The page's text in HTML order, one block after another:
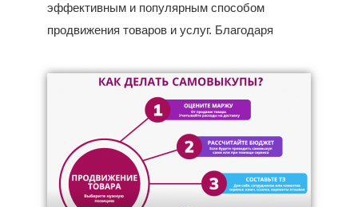
эффективным и популярным способом
продвижения товаров и услуг. Благодаря